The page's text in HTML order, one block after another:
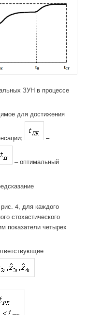
ЗУН в процессе
для достижения
–
– оптимальный
4, для каждого
стохастического
показатели четырех